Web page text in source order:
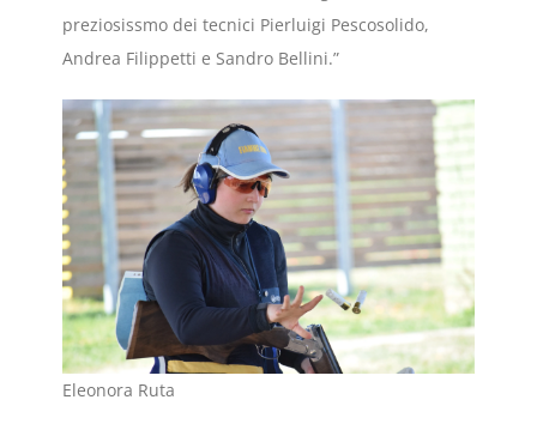
preziosissmo dei tecnici Pierluigi Pescosolido,
Andrea Filippetti e Sandro Bellini.”
Eleonora Ruta